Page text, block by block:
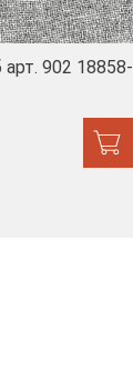
902 18858-